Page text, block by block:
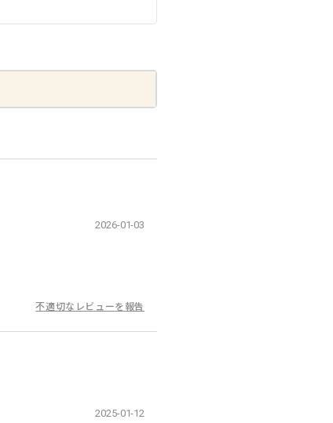
2026-01-03
不適切なレビューを報告
2025-01-12